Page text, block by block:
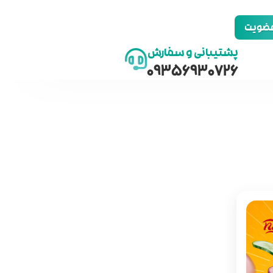
پشتیبانی و سفارش
09356930726